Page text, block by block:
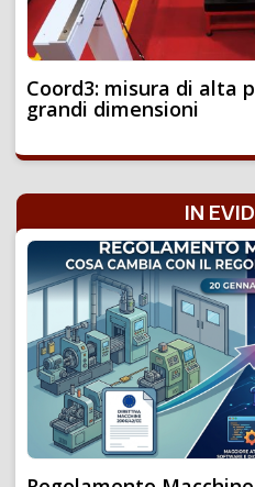
Coord3: misura di alta
grandi dimensioni
IN